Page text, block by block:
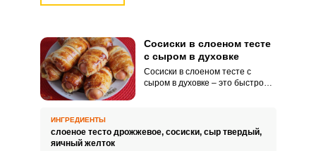
Сосиски в слоеном тесте
с сыром в духовке
Сосиски в слоеном тесте с
сыром в духовке – это быстрое в
справятся даже новички.
ИНГРЕДИЕНТЫ
слоеное тесто дрожжевое, сосиски, сыр твердый,
яичный желток